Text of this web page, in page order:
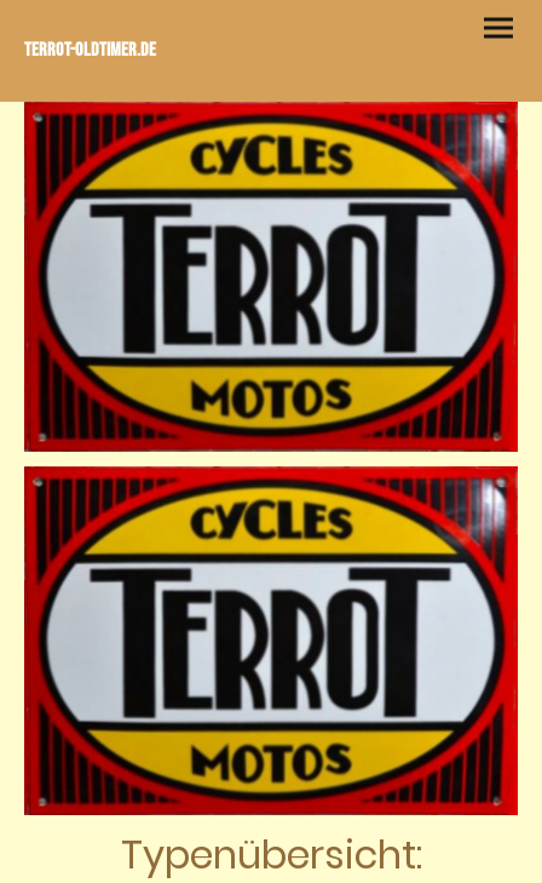
Terrot-Oldtimer.de
Typenübersicht: